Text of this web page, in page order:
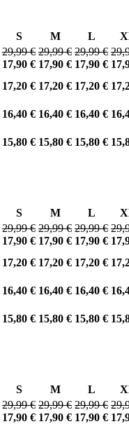
S M L
29,99 €
17,90 €
29,99 €
17,90 €
29,99 €
17,90 €
17,20 € 17,20 € 17,20 €
16,40 € 16,40 € 16,40 €
15,80 € 15,80 € 15,80 €
S M L
29,99 €
17,90 €
29,99 €
17,90 €
29,99 €
17,90 €
17,20 € 17,20 € 17,20 €
16,40 € 16,40 € 16,40 €
15,80 € 15,80 € 15,80 €
S M L
29,99 €
17,90 €
29,99 €
17,90 €
29,99 €
17,90 €